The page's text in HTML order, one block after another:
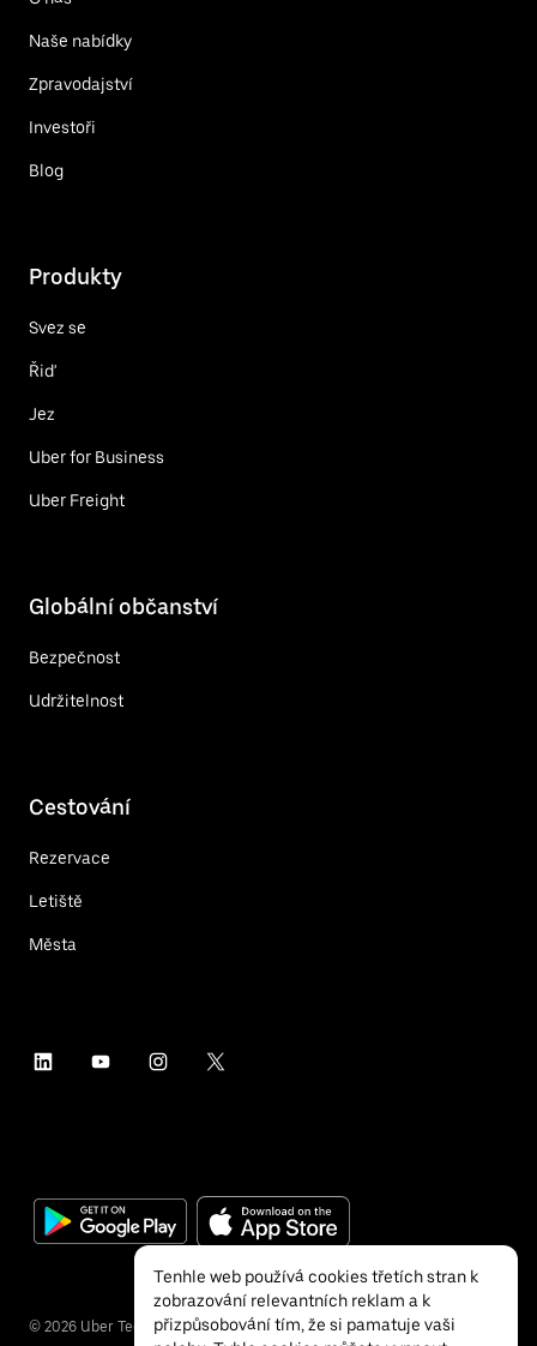
Naše nabídky
Zpravodajství
Investoři
Blog
Produkty
Svez se
Řiď
Jez
Uber for Business
Uber Freight
Globální občanství
Bezpečnost
Udržitelnost
Cestování
Rezervace
Letiště
Města
© 2026 Uber Technologies Inc.
Tenhle web používá cookies třetích stran k
zobrazování relevantních reklam a k
přizpůsobování tím, že si pamatuje vaši